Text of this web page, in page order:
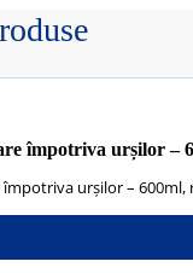
împotriva urșilor –
urșilor –